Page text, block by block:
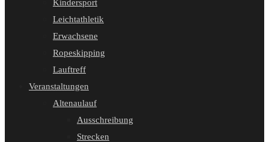
Kindersport
Leichtathletik
Erwachsene
Ropeskipping
Lauftreff
Veranstaltungen
Altenaulauf
Ausschreibung
Strecken